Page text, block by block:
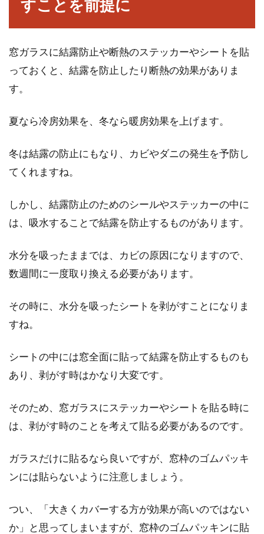
ロフトは冷房が届きにくく暑いので夏場は上が
らない、という人も多いと思います。しかし、
な剥がし方が知りたい！
うまく取れないですよね。無理に剥がしてベタ
築年数が古い賃貸物件をおしゃれ
に！DIYでアレンジする方法
賃貸物件探しをする際、築年数を気にする方も
設備も新...
窓ガラスシートで見違える？すりガ
ラス調シートもおすすめ
新築の窓といえば、透明ガラスに加え、すりガ
ラスや型ガラスなどの種類も選ぶことができま
を使って素敵にDIY！
すことを前提に
窓ガラスに結露防止や断熱のステッカーやシートを貼
っておくと、結露を防止したり断熱の効果がありま
す。
夏なら冷房効果を、冬なら暖房効果を上げます。
冬は結露の防止にもなり、カビやダニの発生を予防し
てくれますね。
しかし、結露防止のためのシールやステッカーの中に
は、吸水することで結露を防止するものがあります。
水分を吸ったままでは、カビの原因になりますので、
数週間に一度取り換える必要があります。
その時に、水分を吸ったシートを剥がすことになりま
すね。
シートの中には窓全面に貼って結露を防止するものも
あり、剥がす時はかなり大変です。
そのため、窓ガラスにステッカーやシートを貼る時に
は、剥がす時のことを考えて貼る必要があるのです。
ガラスだけに貼るなら良いですが、窓枠のゴムパッキ
ンには貼らないように注意しましょう。
つい、「大きくカバーする方が効果が高いのではない
か」と思ってしまいますが、窓枠のゴムパッキンに貼